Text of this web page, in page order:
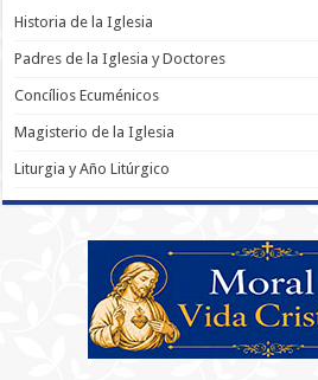
Historia de la Iglesia
Padres de la Iglesia y Doctores
Concílios Ecuménicos
Magisterio de la Iglesia
Liturgia y Año Litúrgico